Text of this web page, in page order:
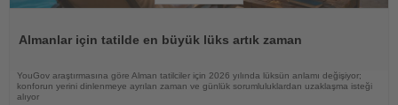
Almanlar için tatilde en büyük lüks artık zaman
YouGov araştırmasına göre Alman tatilciler için 2026 yılında lüksün anlamı değişiyor;
konforun yerini dinlenmeye ayrılan zaman ve günlük sorumluluklardan uzaklaşma isteği
alıyor